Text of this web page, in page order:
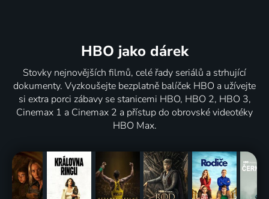
HBO jako dárek
Stovky nejnovějších filmů, celé řady seriálů a strhující
dokumenty. Vyzkoušejte bezplatně balíček HBO a užívejte
si extra porci zábavy se stanicemi HBO, HBO 2, HBO 3,
Cinemax 1 a Cinemax 2 a přístup do obrovské videotéky
HBO Max.